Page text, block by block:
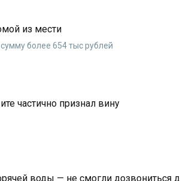
из мести
более 654 тыс рублей
частично признал вину
воды — не смогли дозвониться